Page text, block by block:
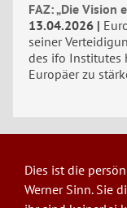
FAZ: „Die Vision
13.04.2026
seiner
des ifo Institutes
Europäer zu
Dies ist die
Werner Sinn. Sie